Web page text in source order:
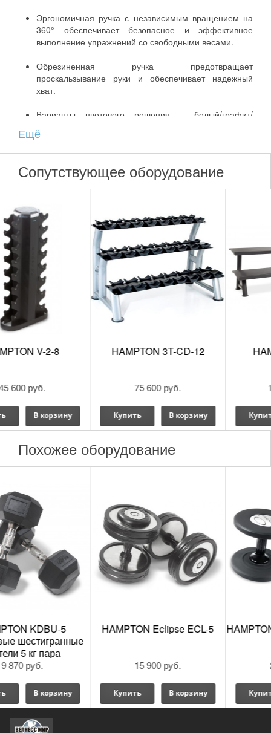
Эргономичная ручка с независимым вращением на
360° обеспечивает безопасное и эффективное
выполнение упражнений со свободными весами.
Обрезиненная ручка предотвращает
проскальзывание руки и обеспечивает надежный
хват.
Варианты цветового решения – белый/графит/
покрыта черной резиной.
бренда Panatta не превышает 5%.
Ещё
Сопутствующее оборудование
HAMPTON 3T-CD-12
75 600 руб.
Купить В корзину
HAMPTON 2T-FLT
114 900 руб.
Купить В корзину
Похожее оборудование
HAMPTON Eclipse ECL-5
Купить В корзину
HAMPTON Gel-Grip GGUDBK-
25 500 руб.
Купить В корзину